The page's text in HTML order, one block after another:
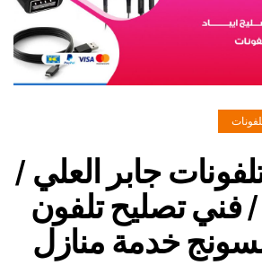
جابر العلي /
56585547 / فني تصليح تلفون
خدمة منازل